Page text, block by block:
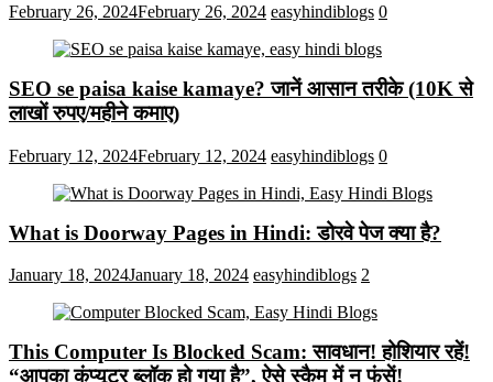
February 26, 2024February 26, 2024 easyhindiblogs 0
SEO se paisa kaise kamaye? जानें आसान तरीके (10K से
लाखों रुपए/महीने कमाए)
February 12, 2024February 12, 2024 easyhindiblogs 0
What is Doorway Pages in Hindi: डोरवे पेज क्या है?
January 18, 2024January 18, 2024 easyhindiblogs 2
This Computer Is Blocked Scam: सावधान! होशियार रहें!
“आपका कंप्यूटर ब्लॉक हो गया है”, ऐसे स्कैम में न फंसें!